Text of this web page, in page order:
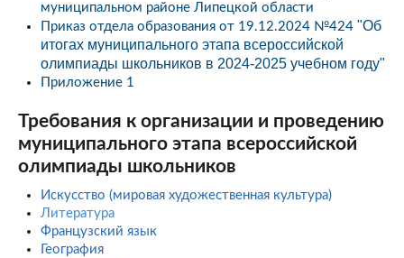
муниципальном районе Липецкой области
Приказ отдела образования от 19.12.2024 №424 "Об
итогах муниципального этапа всероссийской
олимпиады школьников в 2024-2025 учебном году"
Приложение 1
Требования к организации и проведению
муниципального этапа всероссийской
олимпиады школьников
Искусство (мировая художественная культура)
Литература
Французский язык
География